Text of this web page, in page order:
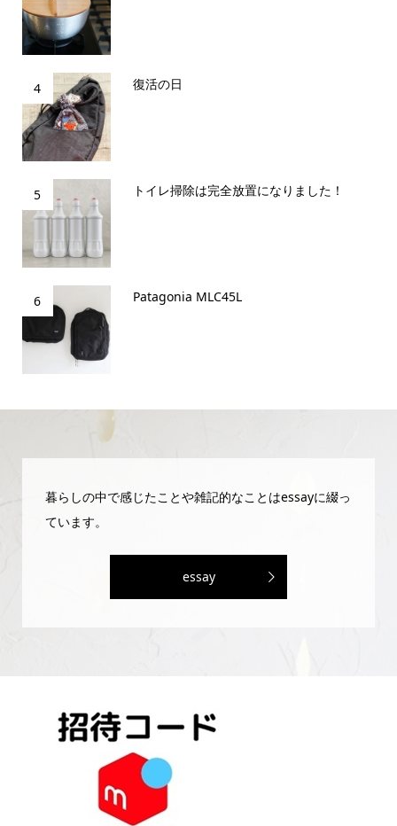
4 復活の日
5 トイレ掃除は完全放置になりました！
6 Patagonia MLC45L
暮らしの中で感じたことや雑記的なことはessayに綴っ
ています。
essay